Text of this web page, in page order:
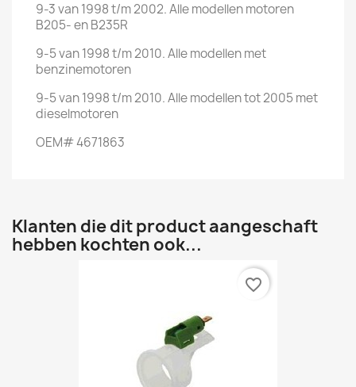
9-3 van 1998 t/m 2002. Alle modellen motoren
B205- en B235R
9-5 van 1998 t/m 2010. Alle modellen met
benzinemotoren
9-5 van 1998 t/m 2010. Alle modellen tot 2005 met
dieselmotoren
OEM# 4671863
Klanten die dit product aangeschaft
hebben kochten ook...
favorite_border